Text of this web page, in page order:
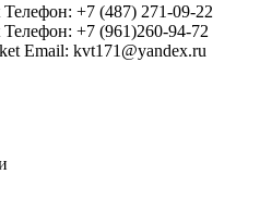
Телефон: +7 (487) 271-09-22
Телефон: +7 (961)260-94-72
Email: kvt171@yandex.ru